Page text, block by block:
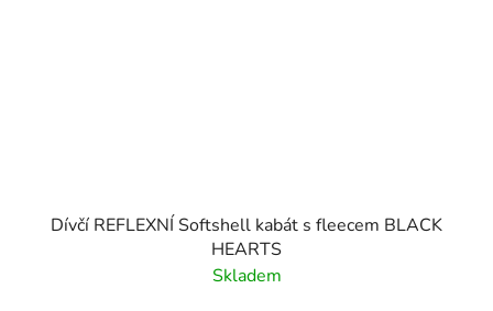
Dívčí REFLEXNÍ Softshell kabát s fleecem BLACK
HEARTS
Skladem